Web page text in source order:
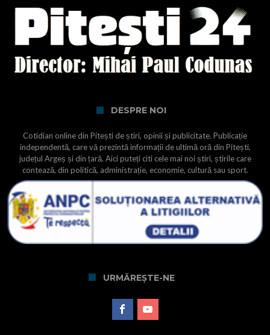
DESPRE NOI
Cotidian online din Pitești de știri, opinii și publicitate. Publicație
independentă, care vă prezintă informații de ultimă oră din Pitești,
județul Argeș și din țară. Aici puteți citi cele mai noi știri, știrile care
contează, din politică, administrație, economie, cultură sau sport.
URMĂREȘTE-NE